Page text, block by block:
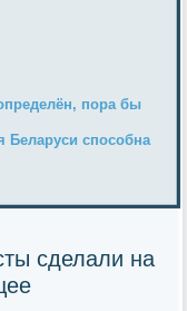
пора бы
Беларуси способна
сделали на